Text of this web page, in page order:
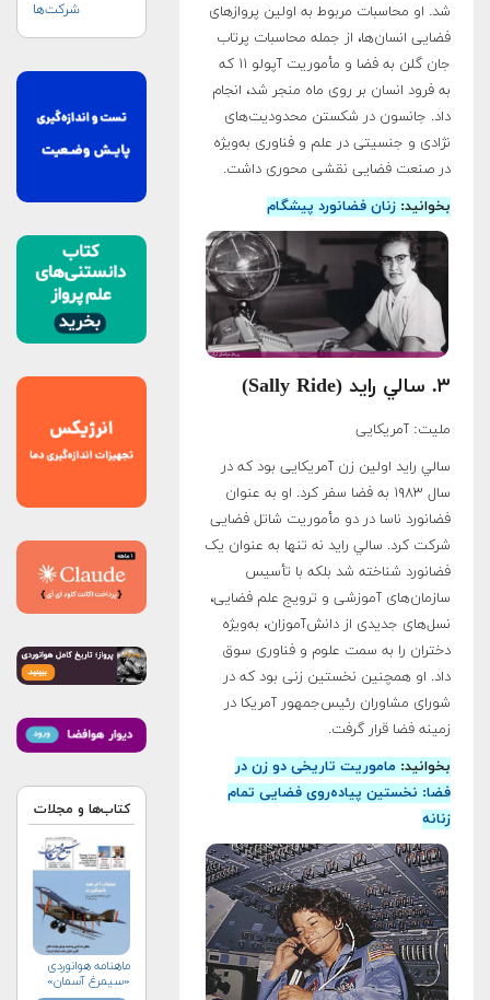
شد. او محاسبات مربوط به اولین پروازهای
فضایی انسان‌ها، از جمله محاسبات پرتاب
جان گلن به فضا و مأموریت آپولو ۱۱ که
به فرود انسان بر روی ماه منجر شد، انجام
داد. جانسون در شکستن محدودیت‌های
نژادی و جنسیتی در علم و فناوری به‌ویژه
در صنعت فضایی نقشی محوری داشت.
بخوانید: زنان فضانورد پیشگام
۳. سالي راید (Sally Ride)
ملیت: آمریکایی
سالي راید اولین زن آمریکایی بود که در
سال ۱۹۸۳ به فضا سفر کرد. او به عنوان
فضانورد ناسا در دو مأموریت شاتل فضایی
شرکت کرد. سالي راید نه تنها به عنوان یک
فضانورد شناخته شد بلکه با تأسیس
سازمان‌های آموزشی و ترویج علم فضایی،
نسل‌های جدیدی از دانش‌آموزان، به‌ویژه
دختران را به سمت علوم و فناوری سوق
داد. او همچنین نخستین زنی بود که در
شورای مشاوران رئیس‌جمهور آمریکا در
زمینه فضا قرار گرفت.
بخوانید: ماموریت تاریخی دو زن در
فضا: نخستین پیاده‌روی فضایی تمام
زنانه
شرکت‌ها
کتاب‌ها و مجلات
ماهنامه هوانوردی
«سیمرغ آسمان»